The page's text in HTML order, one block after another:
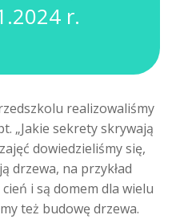
r.
realizowaliśmy
„Jakie sekrety skrywają
dowiedzieliśmy się,
drzewa, na przykład
i są domem dla wielu
też budowę drzewa.